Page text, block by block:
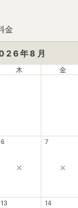
金
年8 月
木 金
6
×
7
×
13 14